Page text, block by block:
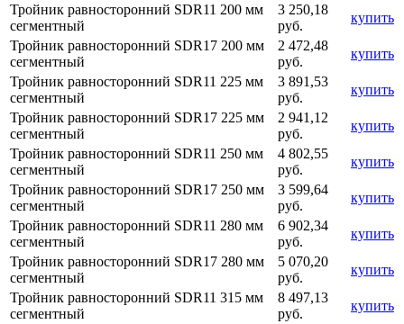
Тройник равносторонний SDR11 200 мм
сегментный
3 250,18
руб.
купить
Тройник равносторонний SDR17 200 мм
сегментный
2 472,48
руб.
купить
Тройник равносторонний SDR11 225 мм
сегментный
3 891,53
руб.
купить
Тройник равносторонний SDR17 225 мм
сегментный
2 941,12
руб.
купить
Тройник равносторонний SDR11 250 мм
сегментный
4 802,55
руб.
купить
Тройник равносторонний SDR17 250 мм
сегментный
3 599,64
руб.
купить
Тройник равносторонний SDR11 280 мм
сегментный
6 902,34
руб.
купить
Тройник равносторонний SDR17 280 мм
сегментный
5 070,20
руб.
купить
Тройник равносторонний SDR11 315 мм
сегментный
8 497,13
руб.
купить